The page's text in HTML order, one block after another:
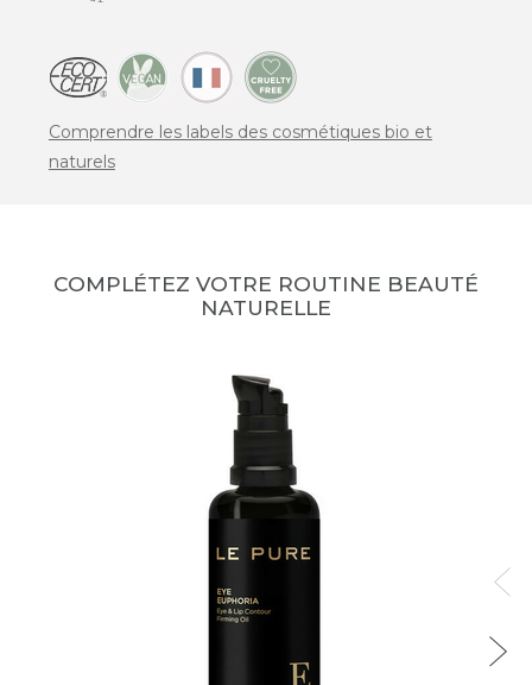
Comprendre les labels des cosmétiques bio et
naturels
COMPLÉTEZ VOTRE ROUTINE BEAUTÉ
NATURELLE